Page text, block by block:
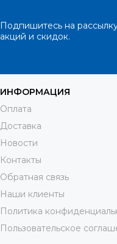
Подпишитесь на
акций и скидок.
ИНФОРМАЦИЯ
Оплата
Доставка
Новости
Контакты
Обратная связь
Наши клиенты
Политика
Пользовательское